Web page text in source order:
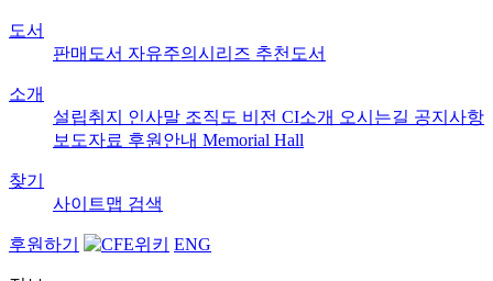
도서
판매도서 자유주의시리즈 추천도서
소개
설립취지 인사말 조직도 비전 CI소개 오시는길 공지사항
보도자료 후원안내 Memorial Hall
찾기
사이트맵 검색
후원하기 ENG